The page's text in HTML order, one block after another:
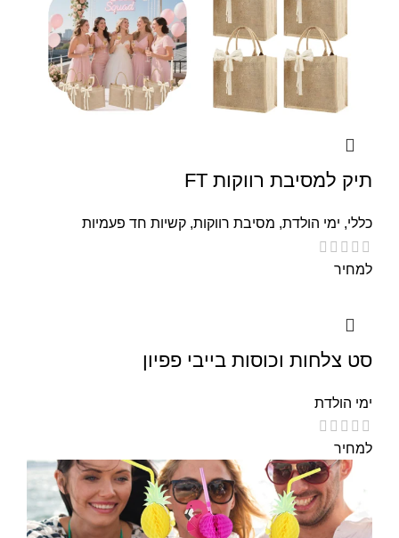
תיק למסיבת רווקות FT
כללי, ימי הולדת, מסיבת רווקות, קשיות חד פעמיות
למחיר
סט צלחות וכוסות בייבי פפיון
ימי הולדת
למחיר